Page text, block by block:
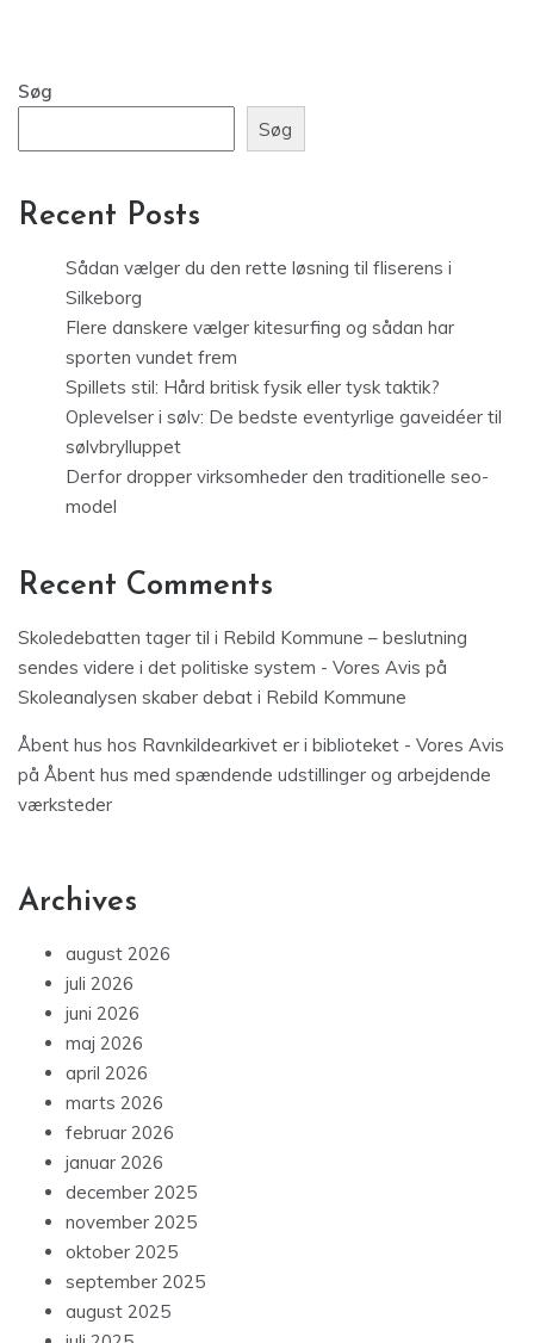
Søg
Søg
Recent Posts
Sådan vælger du den rette løsning til fliserens i
Silkeborg
Flere danskere vælger kitesurfing og sådan har
sporten vundet frem
Spillets stil: Hård britisk fysik eller tysk taktik?
Oplevelser i sølv: De bedste eventyrlige gaveidéer til
sølvbrylluppet
Derfor dropper virksomheder den traditionelle seo-
model
Recent Comments
Skoledebatten tager til i Rebild Kommune – beslutning
sendes videre i det politiske system - Vores Avis på
Skoleanalysen skaber debat i Rebild Kommune
Åbent hus hos Ravnkildearkivet er i biblioteket - Vores Avis
på Åbent hus med spændende udstillinger og arbejdende
værksteder
Archives
august 2026
juli 2026
juni 2026
maj 2026
april 2026
marts 2026
februar 2026
januar 2026
december 2025
november 2025
oktober 2025
september 2025
august 2025